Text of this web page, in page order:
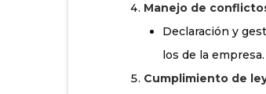
Manejo de
Declaración y
los de la empresa.
Cumplimiento de